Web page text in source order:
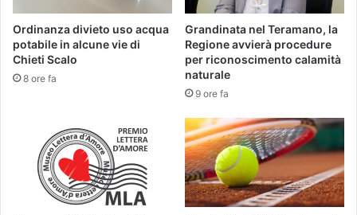
Ordinanza divieto uso acqua
potabile in alcune vie di
Chieti Scalo
8 ore fa
Grandinata nel Teramano, la
Regione avvierà procedure
per riconoscimento calamità
naturale
9 ore fa